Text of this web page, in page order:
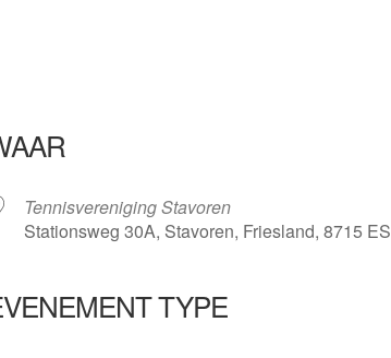
Tennisvereniging Stavoren
Stationsweg 30A, Stavoren, Friesland, 8715 ES
TYPE